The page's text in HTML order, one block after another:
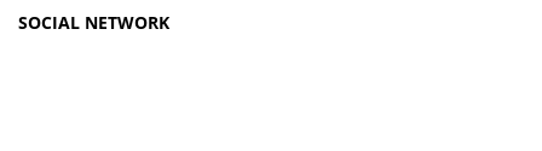
SOCIAL NETWORK